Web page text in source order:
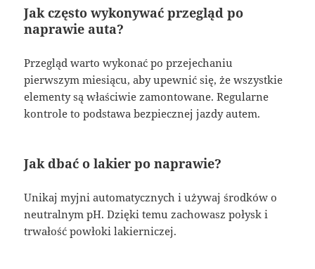
Jak często wykonywać przegląd po
naprawie auta?
Przegląd warto wykonać po przejechaniu
pierwszym miesiącu, aby upewnić się, że wszystkie
elementy są właściwie zamontowane. Regularne
kontrole to podstawa bezpiecznej jazdy autem.
Jak dbać o lakier po naprawie?
Unikaj myjni automatycznych i używaj środków o
neutralnym pH. Dzięki temu zachowasz połysk i
trwałość powłoki lakierniczej.